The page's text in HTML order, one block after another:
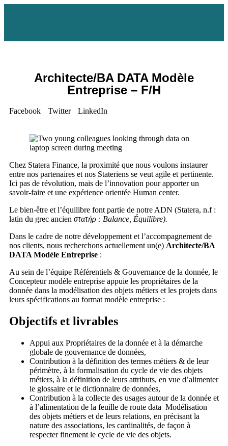
Architecte/BA DATA Modèle
Entreprise – F/H
Facebook Twitter LinkedIn
Chez Statera Finance, la proximité que nous voulons instaurer
entre nos partenaires et nos Stateriens se veut agile et pertinente.
Ici pas de révolution, mais de l’innovation pour apporter un
savoir-faire et une expérience orientée Human center.
Le bien-être et l’équilibre font partie de notre ADN (Statera, n.f :
latin du grec ancien στατήρ‎ : Balance, Équilibre).
Dans le cadre de notre développement et l’accompagnement de
nos clients, nous recherchons actuellement un(e) Architecte/BA
DATA Modèle Entreprise :
Au sein de l’équipe Référentiels & Gouvernance de la donnée, le
Concepteur modèle entreprise appuie les propriétaires de la
donnée dans la modélisation des objets métiers et les projets dans
leurs spécifications au format modèle entreprise :
Objectifs et livrables
Appui aux Propriétaires de la donnée et à la démarche
globale de gouvernance de données,
Contribution à la définition des termes métiers & de leur
périmètre, à la formalisation du cycle de vie des objets
métiers, à la définition de leurs attributs, en vue d’alimenter
le glossaire et le dictionnaire de données,
Contribution à la collecte des usages autour de la donnée et
à l’alimentation de la feuille de route data Modélisation
des objets métiers et de leurs relations, en précisant la
nature des associations, les cardinalités, de façon à
respecter finement le cycle de vie des objets.